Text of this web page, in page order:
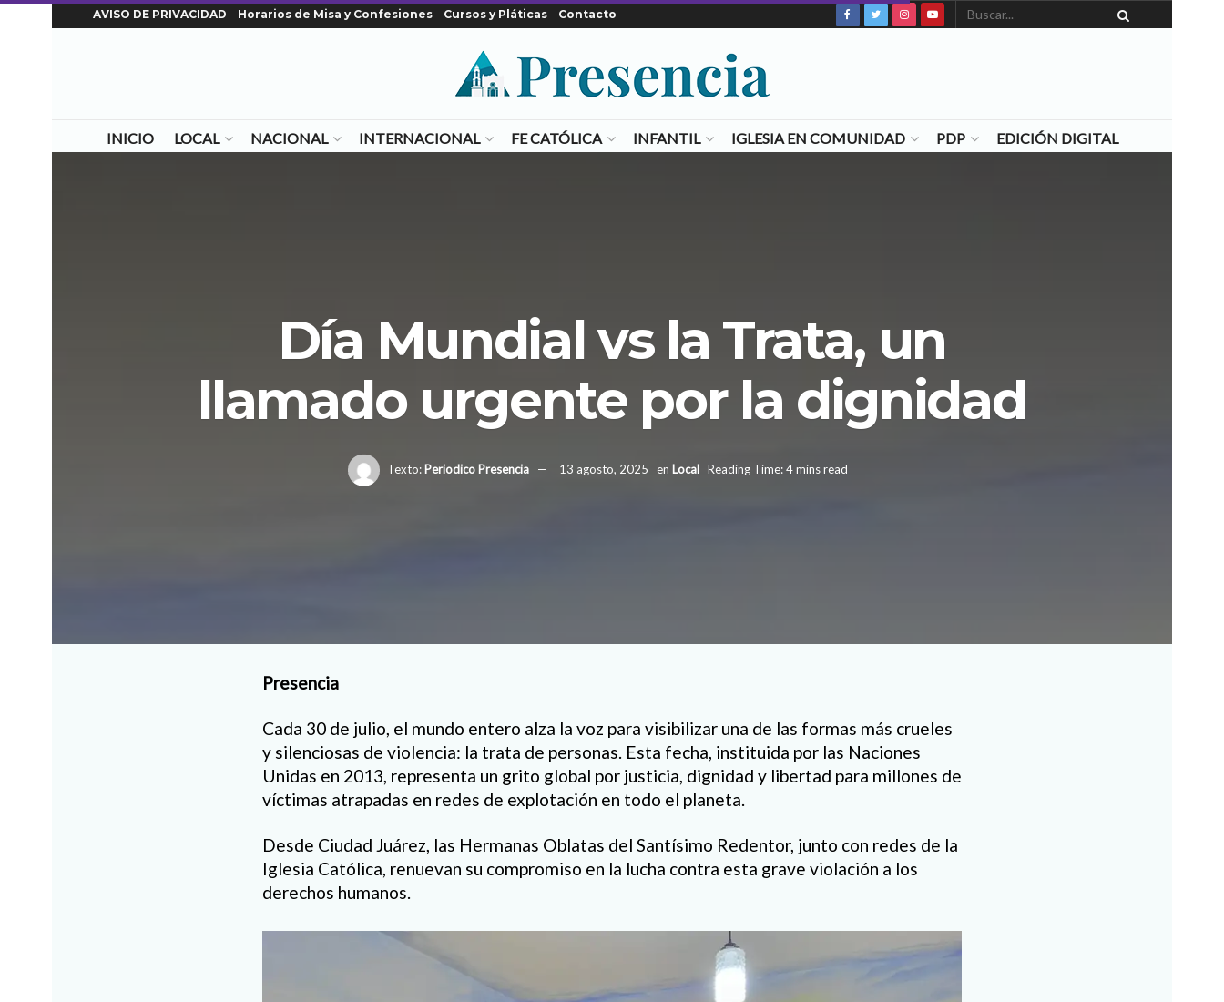
AVISO DE PRIVACIDAD Horarios de Misa y Confesiones Cursos y Pláticas Contacto
INICIO LOCAL NACIONAL INTERNACIONAL FE CATÓLICA INFANTIL IGLESIA EN COMUNIDAD PDP EDICIÓN DIGITAL
Día Mundial vs la Trata, un
llamado urgente por la dignidad
Texto:Periodico Presencia 13 agosto, 2025 en Local Reading Time: 4 mins read
Presencia
Cada 30 de julio, el mundo entero alza la voz para visibilizar una de las formas más crueles
y silenciosas de violencia: la trata de personas. Esta fecha, instituida por las Naciones
Unidas en 2013, representa un grito global por justicia, dignidad y libertad para millones de
víctimas atrapadas en redes de explotación en todo el planeta.
Desde Ciudad Juárez, las Hermanas Oblatas del Santísimo Redentor, junto con redes de la
Iglesia Católica, renuevan su compromiso en la lucha contra esta grave violación a los
derechos humanos.